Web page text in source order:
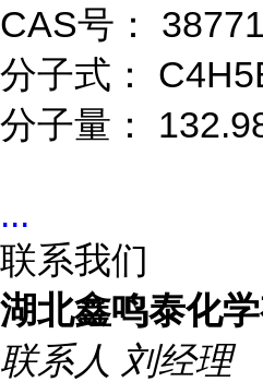
CAS号：
分子式：
分子量：
...
联系我们
湖北鑫鸣泰化
联系人 刘经理